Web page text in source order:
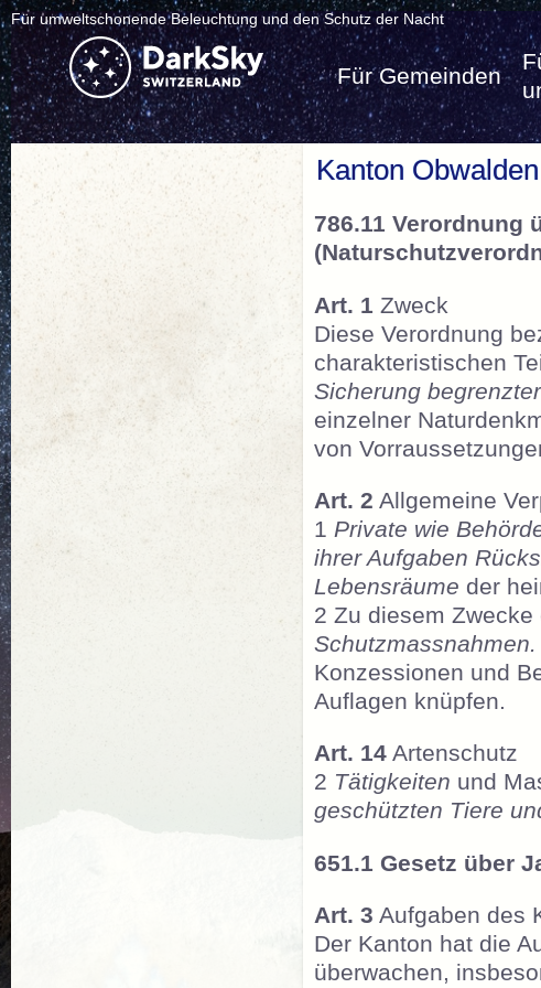
Für umweltschonende Beleuchtung und den Schutz der Nacht
Für Gemeinden
Kanton Obwalden
786.11 Verordnung
Art. 1 Zweck
Diese Verordnung
charakteristischen
Sicherung
einzelner
von
Art. 2 Allgemeine
1Private wie
ihrer Aufgaben
Lebensräume der
2 Zu diesem
Schutzmassnahmen.
Konzessionen und
Auflagen knüpfen.
Art. 14 Artenschutz
2 Tätigkeiten und
geschützten Tiere
651.1 Gesetz über
Art. 3 Aufgaben des
Der Kanton hat die
überwachen,